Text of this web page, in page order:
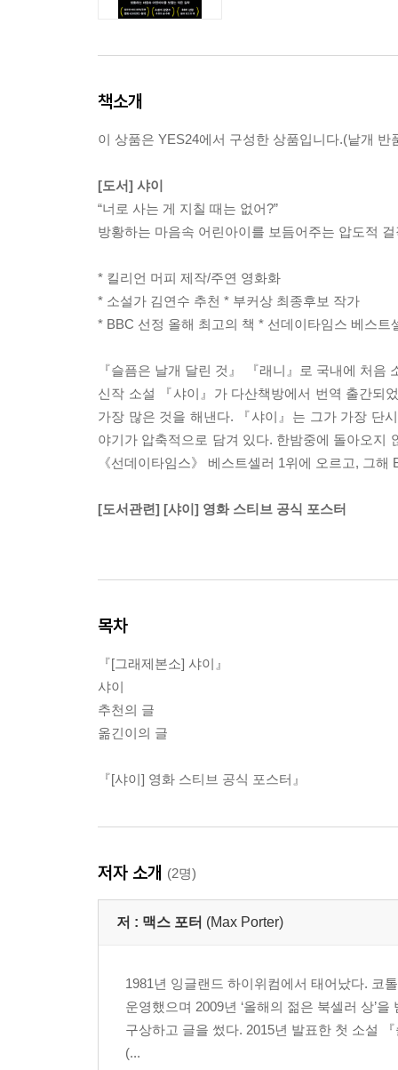
책소개
이 상품은 YES24에서 구성한 상품입니다.(낱개 반
[도서] 샤이
“너로 사는 게 지칠 때는 없어?”
방황하는 마음속 어린아이를 보듬어주는 압도적 걸
* 킬리언 머피 제작/주연 영화화
* 소설가 김연수 추천 * 부커상 최종후보 작가
* BBC 선정 올해 최고의 책 * 선데이타임스 베스트
『슬픔은 날개 달린 것』 『래니』로 국내에 처
신작 소설 『샤이』가 다산책방에서 번역 출간되
가장 많은 것을 해낸다. 『샤이』는 그가 가장 단
야기가 압축적으로 담겨 있다. 한밤중에 돌아오지
《선데이타임스》 베스트셀러 1위에 오르고, 그
[도서관련] [샤이] 영화 스티브 공식 포스터
목차
『[그래제본소] 샤이』
샤이
추천의 글
옮긴이의 글
『[샤이] 영화 스티브 공식 포스터』
저자 소개 (2명)
저 : 맥스 포터 (Max Porter)
1981년 잉글랜드 하이위컴에서 태어났다. 코
운영했으며 2009년 ‘올해의 젊은 북셀러 상’
구상하고 글을 썼다. 2015년 발표한 첫 소설
(...